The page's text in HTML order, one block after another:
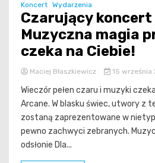
Koncert Wydarzenia
Czarujący koncert
Muzyczna magia
czeka na Ciebie!
Maciej Błaszkiewicz 15 września
Wieczór pełen czaru i muzyki
Arcane. W blasku świec, utwory z
zostaną zaprezentowane w
pewno zachwyci zebranych.
odsłonie Dla...